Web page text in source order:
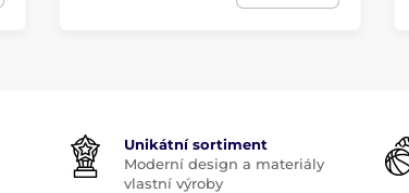
Unikátní sortiment
Moderní design a materiály
vlastní výroby